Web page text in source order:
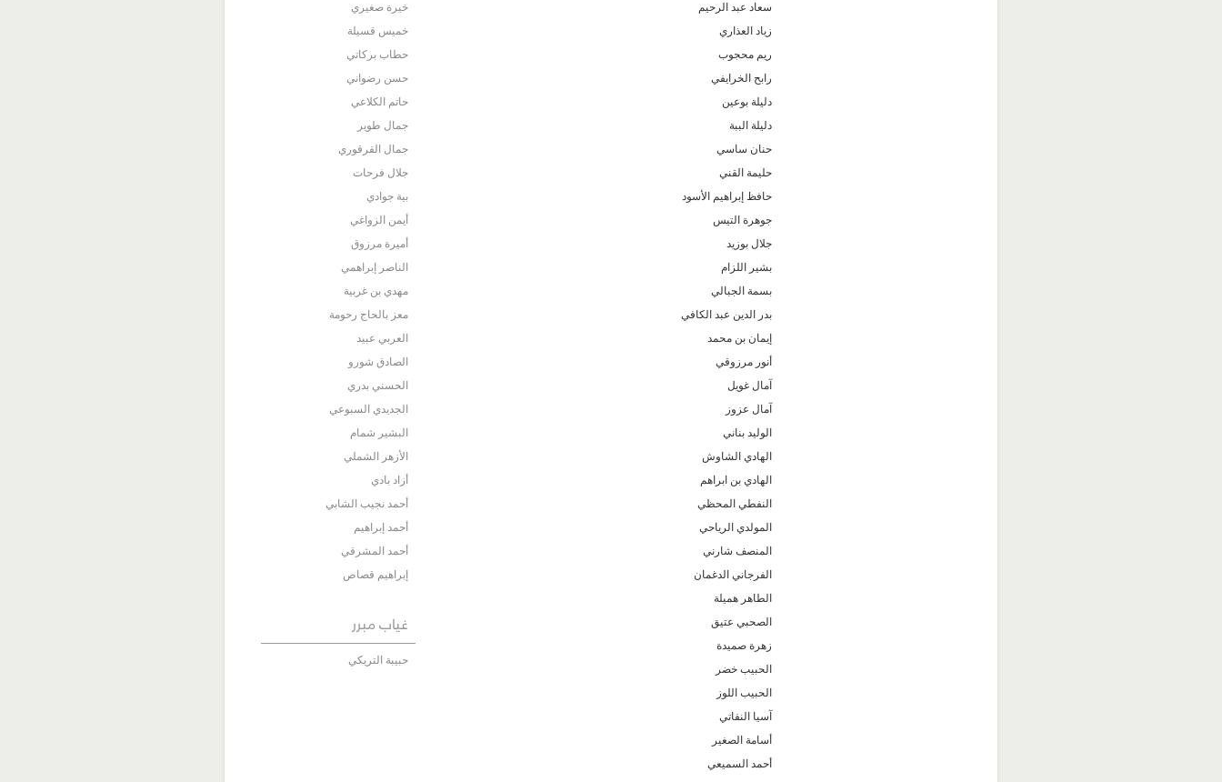
سعاد عبد الرحيم
زياد العذاري
ريم محجوب
رابح الخرايفي
دليلة بوعين
دليلة الببة
حنان ساسي
حليمة القني
حافظ إبراهيم الأسود
جوهرة التيس
جلال بوزيد
بشير اللزام
بسمة الجبالي
بدر الدين عبد الكافي
إيمان بن محمد
أنور مرزوقي
آمال غويل
آمال عزوز
الوليد بناني
الهادي الشاوش
الهادي بن ابراهم
النفطي المحظي
المولدي الرياحي
المنصف شارني
الفرجاني الدغمان
الطاهر هميلة
الصحبي عتيق
زهرة صميدة
الحبيب خضر
الحبيب اللوز
آسيا النفاتي
أسامة الصغير
أحمد السميعي
خيرة صغيري
خميس قسيلة
حطاب بركاتي
حسن رضواني
حاتم الكلاعي
جمال طوير
جمال القرقوري
جلال فرحات
بية جوادي
أيمن الزواغي
أميرة مرزوق
الناصر إبراهمي
مهدي بن غربية
معز بالحاج رحومة
العربي عبيد
الصادق شورو
الحسني بدري
الجديدي السبوعي
البشير شمام
الأزهر الشملي
أزاد بادي
أحمد نجيب الشابي
أحمد إبراهيم
أحمد المشرقي
إبراهيم قصاص
غياب مبرر
حبيبة التريكي